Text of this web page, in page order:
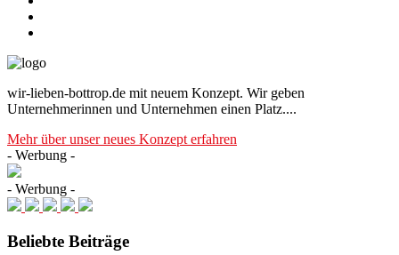
wir-lieben-bottrop.de mit neuem Konzept. Wir geben
Unternehmerinnen und Unternehmen einen Platz....
Mehr über unser neues Konzept erfahren
- Werbung -
- Werbung -
Beliebte Beiträge